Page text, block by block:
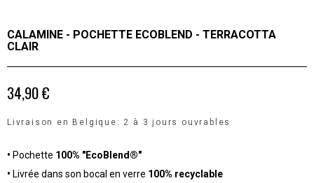
CALAMINE - POCHETTE ECOBLEND - TERRACOTTA
CLAIR
34,90 €
Livraison en Belgique: 2 à 3 jours ouvrables
• Pochette 100% "EcoBlend®"
• Livrée dans son bocal en verre 100% recyclable